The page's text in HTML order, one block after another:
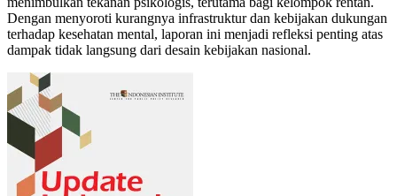
Dengan menyoroti kurangnya infrastruktur dan kebijakan dukungan
terhadap kesehatan mental, laporan ini menjadi refleksi penting atas
dampak tidak langsung dari desain kebijakan nasional.